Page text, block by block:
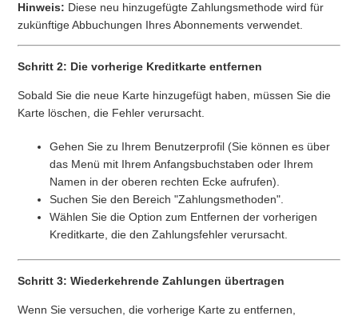
Hinweis: Diese neu hinzugefügte Zahlungsmethode wird für
zukünftige Abbuchungen Ihres Abonnements verwendet.
Schritt 2: Die vorherige Kreditkarte entfernen
Sobald Sie die neue Karte hinzugefügt haben, müssen Sie die
Karte löschen, die Fehler verursacht.
Gehen Sie zu Ihrem Benutzerprofil (Sie können es über
das Menü mit Ihrem Anfangsbuchstaben oder Ihrem
Namen in der oberen rechten Ecke aufrufen).
Suchen Sie den Bereich "Zahlungsmethoden".
Wählen Sie die Option zum Entfernen der vorherigen
Kreditkarte, die den Zahlungsfehler verursacht.
Schritt 3: Wiederkehrende Zahlungen übertragen
Wenn Sie versuchen, die vorherige Karte zu entfernen,